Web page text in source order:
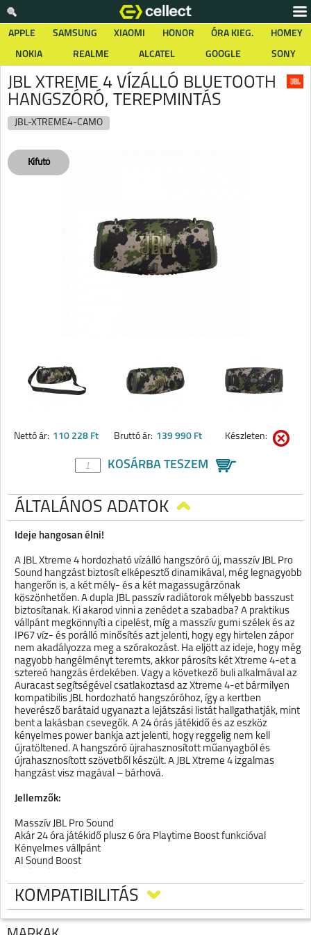
APPLE SAMSUNG XIAOMI HONOR ÓRA KIEG.
HOMEY
NOKIA
REALME ALCATEL GOOGLE SONY
JBL XTREME 4 VÍZÁLLÓ BLUETOOTH
HANGSZÓRÓ, TEREPMINTÁS
JBL-XTREME4-CAMO
Nettó ár: 110 228 Ft Bruttó ár: 139 990 Ft Készleten:
KOSÁRBA TESZEM
ÁLTALÁNOS ADATOK
Ideje hangosan élni!
A JBL Xtreme 4 hordozható vízálló hangszóró új, masszív JBL Pro
Sound hangzást biztosít elképesztő dinamikával, még legnagyobb
hangerőn is, a két mély- és a két magassugárzónak
köszönhetően. A dupla JBL passzív radiátorok mélyebb basszust
biztosítanak. Ki akarod vinni a zenédet a szabadba? A praktikus
vállpánt megkönnyíti a cipelést, míg a masszív gumi szélek és az
IP67 víz- és porálló minősítés azt jelenti, hogy egy hirtelen zápor
nem akadályozza meg a szórakozást. Ha eljött az ideje, hogy még
nagyobb hangélményt teremts, akkor párosíts két Xtreme 4-et a
sztereó hangzás érdekében. Vagy a következő buli alkalmával az
Auracast segítségével csatlakoztasd az Xtreme 4-et bármilyen
kompatibilis JBL hordozható hangszóróhoz, így a kertben
heverésző barátaid ugyanazt a lejátszási listát hallgathatják, mint
bent a lakásban csevegők. A 24 órás játékidő és az eszköz
kényelmes power bankja azt jelenti, hogy reggelig nem kell
újratöltened. A hangszóró újrahasznosított műanyagból és
újrahasznosított szövetből készült. A JBL Xtreme 4 izgalmas
hangzást visz magával – bárhová.
Jellemzők:
Masszív JBL Pro Sound
Akár 24 óra játékidő plusz 6 óra Playtime Boost funkcióval
Kényelmes vállpánt
AI Sound Boost
Powerbank funkció
Gyors töltés
Cserélhető akkumulátor
JBL Portable alkalmazás
KOMPATIBILITÁS